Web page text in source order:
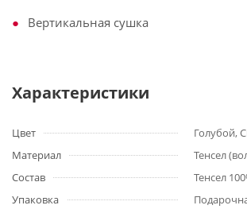
Вертикальная сушка
Характеристики
Цвет
Голубой,
Материал
Тенсел
Состав
Тенсел
Упаковка